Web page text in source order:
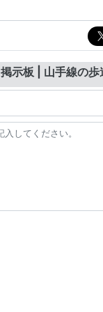
掲示板 | 山手線の歩